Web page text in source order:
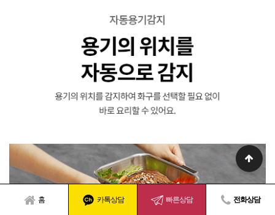
홈 카톡상담 빠른상담 전화상담